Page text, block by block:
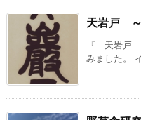
天岩戸
『 天岩戸
みました。